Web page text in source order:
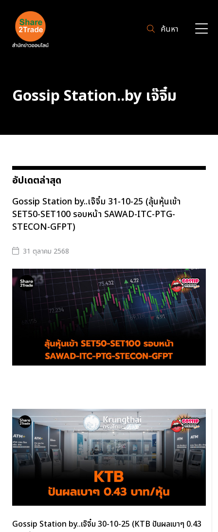
ค้นหา
Gossip Station..by เจ๊จิ๋ม
อัปเดตล่าสุด
Gossip Station by..เจ๊จิ๋ม 31-10-25 (ลุ้นหุ้นเข้า
SET50-SET100 รอบหน้า SAWAD-ITC-PTG-
STECON-GFPT)
31 ตุลาคม 2568
Gossip Station by..เจ๊จิ๋ม 30-10-25 (KTB ปันผลเบาๆ 0.43